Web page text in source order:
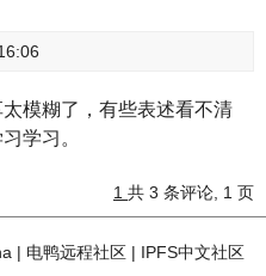
模糊了，有些表述看不清
学习。
1 共 3 条评论, 1 页
| 电鸭远程社区| IPFS中文社区